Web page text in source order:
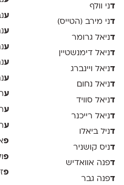
דני וולף
דני מירב (הטייס)
דניאל גרומר
דניאל דימנשטיין
דניאל ויינברג
דניאל נחום
דניאל סוויד
דניאל רייכנר
דניל ביאלו
דניס קושניר
דפנה אוואדיש
דפנה גבר
ע
ע
ע
ע
ע
ע
ע
ע
פ
פ
פ